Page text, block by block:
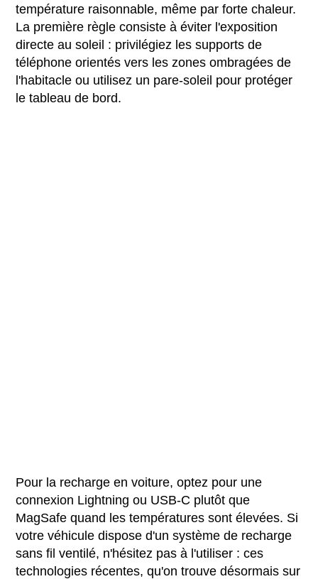
température raisonnable, même par forte chaleur.
La première règle consiste à éviter l'exposition
directe au soleil : privilégiez les supports de
téléphone orientés vers les zones ombragées de
l'habitacle ou utilisez un pare-soleil pour protéger
le tableau de bord.
Pour la recharge en voiture, optez pour une
connexion Lightning ou USB-C plutôt que
MagSafe quand les températures sont élevées. Si
votre véhicule dispose d'un système de recharge
sans fil ventilé, n'hésitez pas à l'utiliser : ces
technologies récentes, qu'on trouve désormais sur